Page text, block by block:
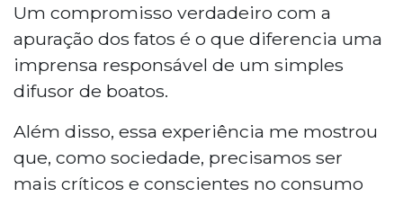
Um compromisso verdadeiro com a
apuração dos fatos é o que diferencia uma
imprensa responsável de um simples
difusor de boatos.
Além disso, essa experiência me mostrou
que, como sociedade, precisamos ser
mais críticos e conscientes no consumo